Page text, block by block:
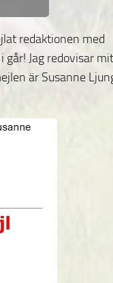
redaktionen med
går! Jag redovisar
är Susanne